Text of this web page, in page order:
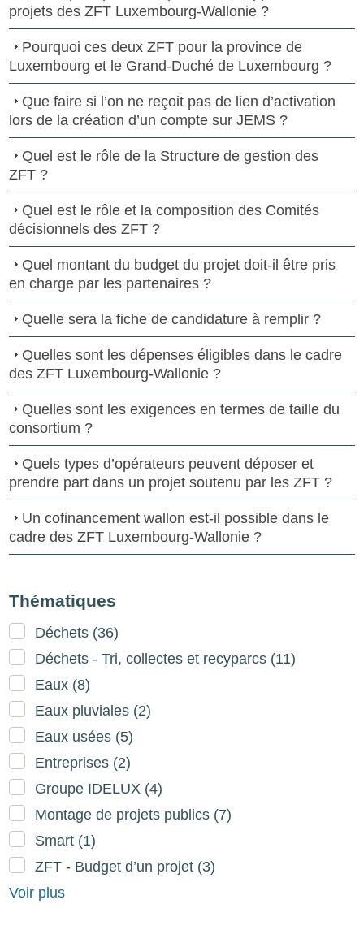
projets des ZFT Luxembourg-Wallonie ?
Pourquoi ces deux ZFT pour la province de
Luxembourg et le Grand-Duché de Luxembourg ?
Que faire si l’on ne reçoit pas de lien d’activation
lors de la création d’un compte sur JEMS ?
Quel est le rôle de la Structure de gestion des
ZFT ?
Quel est le rôle et la composition des Comités
décisionnels des ZFT ?
Quel montant du budget du projet doit-il être pris
en charge par les partenaires ?
Quelle sera la fiche de candidature à remplir ?
Quelles sont les dépenses éligibles dans le cadre
des ZFT Luxembourg-Wallonie ?
Quelles sont les exigences en termes de taille du
consortium ?
Quels types d’opérateurs peuvent déposer et
prendre part dans un projet soutenu par les ZFT ?
Un cofinancement wallon est-il possible dans le
cadre des ZFT Luxembourg-Wallonie ?
Thématiques
Déchets (36)
Déchets - Tri, collectes et recyparcs (11)
Eaux (8)
Eaux pluviales (2)
Eaux usées (5)
Entreprises (2)
Groupe IDELUX (4)
Montage de projets publics (7)
Smart (1)
ZFT - Budget d’un projet (3)
Voir plus